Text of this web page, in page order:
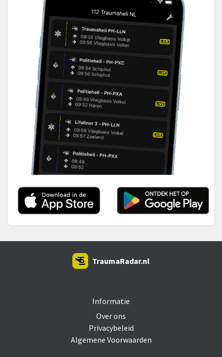
Informatie
Over ons
Privacybeleid
Algemene Voorwaarden
TraumaRadar.nl